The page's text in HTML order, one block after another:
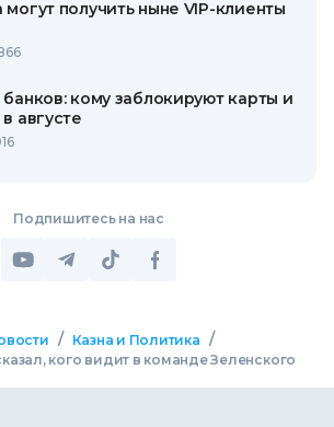
получить ныне VIP-клиенты
кому заблокируют карты и
августе
Подпишитесь на нас
/ Казна и Политика /
кого видит в команде Зеленского